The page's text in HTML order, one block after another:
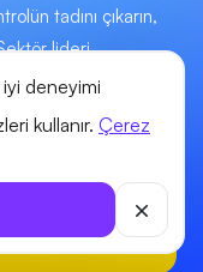
deneyimi
kullanır. Çerez
tadını çıkarın,
lideri
için burada.